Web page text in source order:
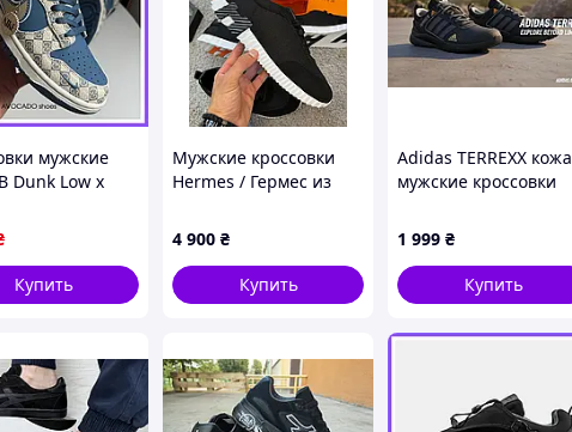
покупки максимально быстро.
без лишних рисков.
в течение 14 дней .
вопросы и подберут лучший вариант именно
мужские
Dunk Low x
Найк СБ
бежевые
Купить
Мужские кроссовки
Hermes / Гермес из
контрастной подошве,
черные, Турция
4 900 ₴
Купить
Adidas TERREXX кожа
мужские кроссовки
1 999 ₴
Купить